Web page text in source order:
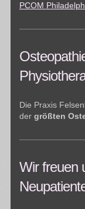
PCOM
Die Praxis
der größten
Wir freuen